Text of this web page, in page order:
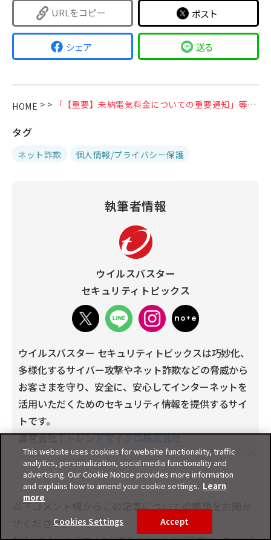
URLをコピー ポスト
シェア 送る
HOME > > 「【重要】未納電気料金についての重要通知」等の東京電力エナジーパートナーを装う偽メールに注意
タグ
ネット詐欺 個人情報/プライバシー保護
執筆者情報
ウイルスバスター
セキュリティトピックス
ウイルスバスター セキュリティトピックスは巧妙化、
多様化するサイバー攻撃やネット詐欺などの脅威から
お客さまを守り、安全に、安心してインターネットを
活用いただくためのセキュリティ情報を提供するサイ
トです。
運営会社：トレンドマイクロ株式会社
以下コメント欄からこの記事についての感想をお聞か
せください。
This website uses cookies for website functionality, traffic
analytics, personalization, social media functionality and
advertising. Our Cookie Notice provides more information
and explains how to amend your cookie settings. Learn
more
Cookies Settings Accept